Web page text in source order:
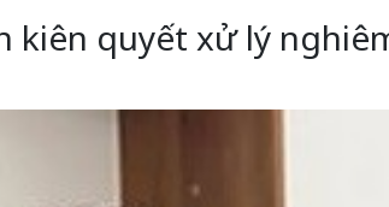
kiên quyết xử lý